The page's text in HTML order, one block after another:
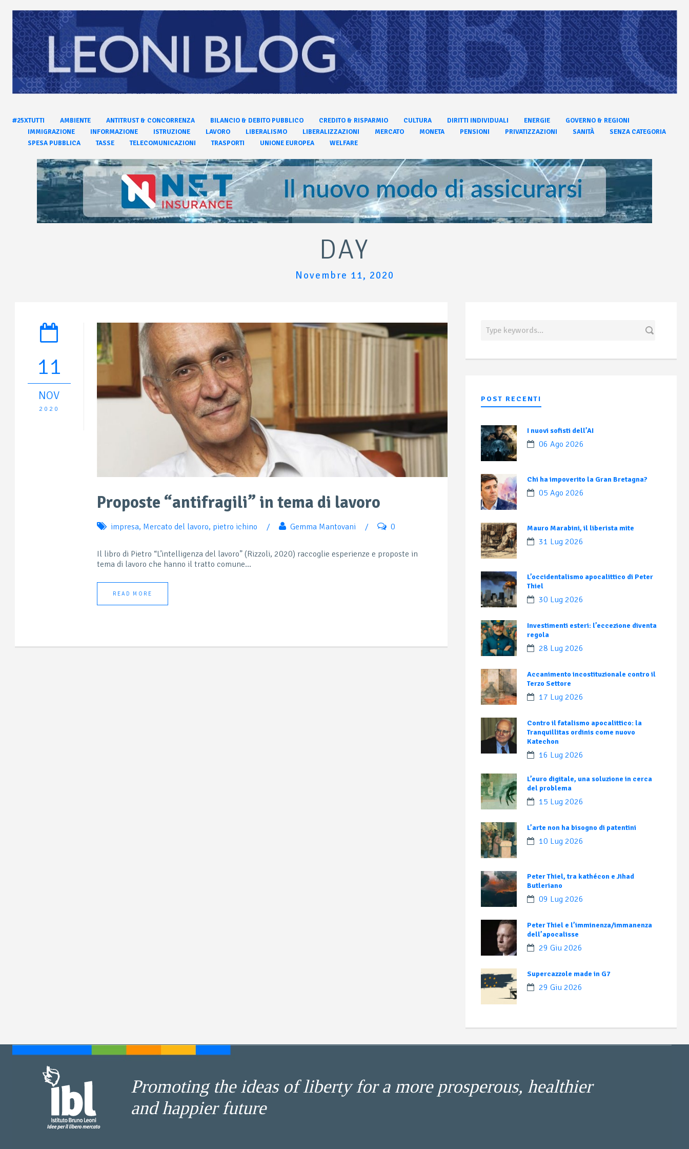
#25XTUTTI AMBIENTE ANTITRUST & CONCORRENZA BILANCIO & DEBITO PUBBLICO CREDITO & RISPARMIO CULTURA DIRITTI INDIVIDUALI ENERGIE
GOVERNO & REGIONI
IMMIGRAZIONE
INFORMAZIONE ISTRUZIONE LAVORO LIBERALISMO LIBERALIZZAZIONI MERCATO MONETA PENSIONI PRIVATIZZAZIONI SANITÀ
SENZA CATEGORIA
SPESA PUBBLICA
TASSE TELECOMUNICAZIONI TRASPORTI UNIONE EUROPEA WELFARE
DAY
Novembre 11, 2020
11
NOV
2020
Proposte “antifragili” in tema di lavoro
impresa, Mercato del lavoro, pietro ichino / Gemma Mantovani / 0
Il libro di Pietro “L’intelligenza del lavoro” (Rizzoli, 2020) raccoglie esperienze e proposte in
tema di lavoro che hanno il tratto comune...
READ MORE
POST RECENTI
I nuovi sofisti dell’AI
06 Ago 2026
Chi ha impoverito la Gran Bretagna?
05 Ago 2026
Mauro Marabini, il liberista mite
31 Lug 2026
L’occidentalismo apocalittico di Peter
Thiel
30 Lug 2026
Investimenti esteri: l’eccezione diventa
regola
28 Lug 2026
Accanimento incostituzionale contro il
Terzo Settore
17 Lug 2026
Contro il fatalismo apocalittico: la
Tranquillitas ordinis come nuovo
Katechon
16 Lug 2026
L’euro digitale, una soluzione in cerca
del problema
15 Lug 2026
L’arte non ha bisogno di patentini
10 Lug 2026
Peter Thiel, tra kathécon e Jihad
Butleriano
09 Lug 2026
Peter Thiel e l’imminenza/immanenza
dell’apocalisse
29 Giu 2026
Supercazzole made in G7
29 Giu 2026
Promoting the ideas of liberty for a more prosperous, healthier
and happier future